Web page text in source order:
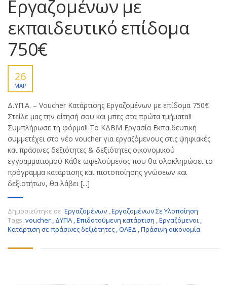
Εργαζομένων με
εκπαιδευτικό επίδομα
750€
26
ΜΑΡ
Δ.ΥΠ.Α. – Voucher Κατάρτισης Εργαζομένων με επίδομα 750€
Στείλε μας την αίτησή σου και μπες στα πρώτα τμήματα!!
Συμπλήρωσε τη φόρμα!! Το ΚΔΒΜ Εργασία Εκπαιδευτική
συμμετέχει στο νέο voucher για εργαζόμενους στις ψηφιακές
και πράσινες δεξιότητες & δεξιότητες οικονομικού
εγγραμματισμού Κάθε ωφελούμενος που θα ολοκληρώσει το
πρόγραμμα κατάρτισης και πιστοποίησης γνώσεων και
δεξιοτήτων, θα λάβει [...]
Δημοσιεύτηκε σε: Εργαζομένων ,Εργαζομένων Σε Υλοποίηση
Tags: voucher , ΔΥΠΑ ,Επιδοτούμενη κατάρτιση ,Εργαζόμενοι ,
Κατάρτιση σε πράσινες δεξιότητες ,ΟΑΕΔ ,Πράσινη οικονομία